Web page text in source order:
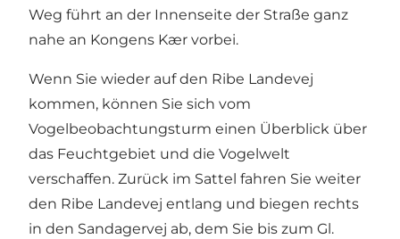
Weg führt an der Innenseite der Straße ganz
nahe an Kongens Kær vorbei.
Wenn Sie wieder auf den Ribe Landevej
kommen, können Sie sich vom
Vogelbeobachtungsturm einen Überblick über
das Feuchtgebiet und die Vogelwelt
verschaffen. Zurück im Sattel fahren Sie weiter
den Ribe Landevej entlang und biegen rechts
in den Sandagervej ab, dem Sie bis zum Gl.